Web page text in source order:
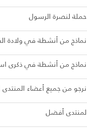
حملة لنصرة الرسول
نماذج من أنشطة في ولادة
نماذج من أنشطة في ذكرى
نرجو من جميع أعضاء المنتدى
لمنتدى أفضل